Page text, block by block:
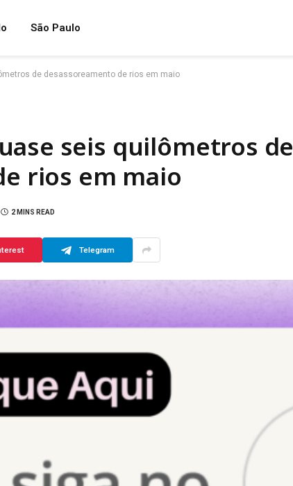
São Paulo
de desassoreamento de rios em maio
seis quilômetros de
rios em maio
2 MINS READ
Telegram